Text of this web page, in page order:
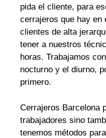
pida el cliente, para
cerrajeros que hay en
clientes de alta
tener a nuestros
horas. Trabajamos
nocturno y el diurno,
primero.
Cerrajeros Barcelona
trabajadores sino
tenemos métodos